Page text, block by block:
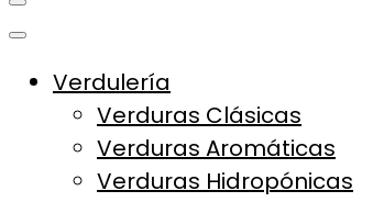
Verdulería
Verduras Clásicas
Verduras Aromáticas
Verduras Hidropónicas